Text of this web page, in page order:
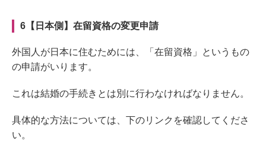
6【日本側】在留資格の変更申請
外国人が日本に住むためには、「在留資格」というもの
の申請がいります。
これは結婚の手続きとは別に行わなければなりません。
具体的な方法については、下のリンクを確認してくださ
い。